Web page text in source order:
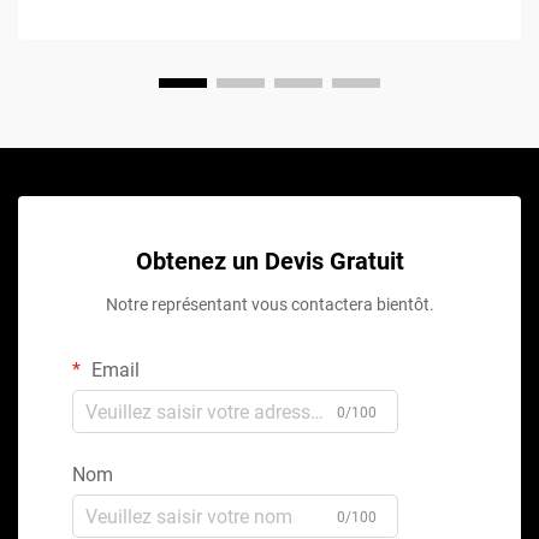
Obtenez un Devis Gratuit
Notre représentant vous contactera bientôt.
Email
0/100
Nom
0/100